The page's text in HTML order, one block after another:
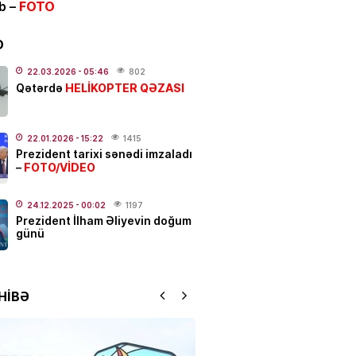
yanğın
Hacalıyeva mətbuat katibi
- 11:37
başlayır –Tarix açıqlandı
- 11:05 255
rejissor Çimnaz
məzarından video
188
– FOTO
22.03.2026 - 05:46 802
Qətərdə HELİKOPTER QƏZASI
22.01.2026 - 15:22 1415
Prezident tarixi sənədi imzaladı
– FOTO/VİDEO
24.12.2025 - 00:02 1197
Prezident İlham Əliyevin doğum
günü